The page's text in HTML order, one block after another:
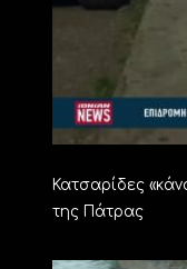
Κατσαρίδες
της Πάτρας